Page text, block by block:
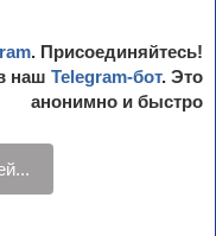
. Присоединяйтесь!
наш Telegram-бот. Это
анонимно и быстро